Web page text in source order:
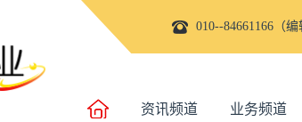
010--84661166（编
资讯频道 业务频道